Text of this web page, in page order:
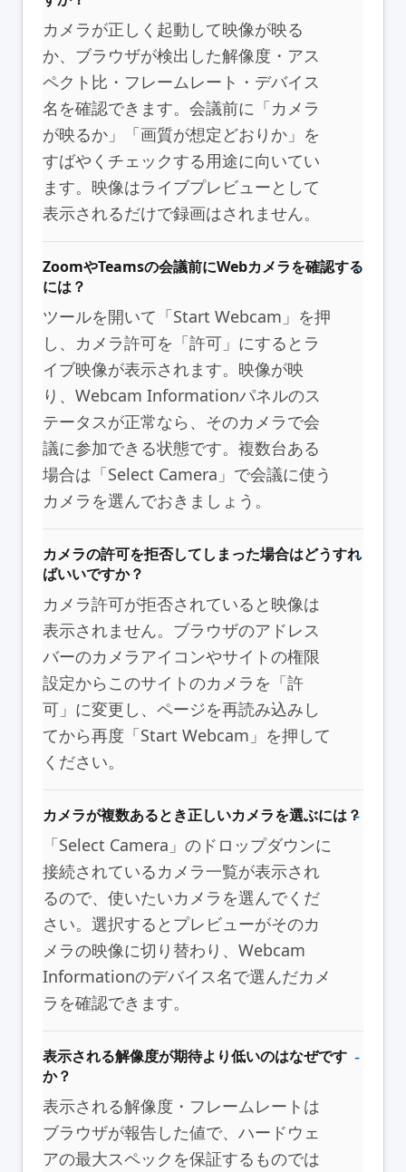
カメラが正しく起動して映像が映る
か、ブラウザが検出した解像度・アス
ペクト比・フレームレート・デバイス
名を確認できます。会議前に「カメラ
が映るか」「画質が想定どおりか」を
すばやくチェックする用途に向いてい
ます。映像はライブプレビューとして
表示されるだけで録画はされません。
ZoomやTeamsの会議前にWebカメラを確認する
には？
ツールを開いて「Start Webcam」を押
し、カメラ許可を「許可」にするとラ
イブ映像が表示されます。映像が映
り、Webcam Informationパネルのス
テータスが正常なら、そのカメラで会
議に参加できる状態です。複数台ある
場合は「Select Camera」で会議に使う
カメラを選んでおきましょう。
カメラの許可を拒否してしまった場合はどうすれ
ばいいですか？
カメラ許可が拒否されていると映像は
表示されません。ブラウザのアドレス
バーのカメラアイコンやサイトの権限
設定からこのサイトのカメラを「許
可」に変更し、ページを再読み込みし
てから再度「Start Webcam」を押して
ください。
カメラが複数あるとき正しいカメラを選ぶには？
「Select Camera」のドロップダウンに
接続されているカメラ一覧が表示され
るので、使いたいカメラを選んでくだ
さい。選択するとプレビューがそのカ
メラの映像に切り替わり、Webcam
Informationのデバイス名で選んだカメ
ラを確認できます。
表示される解像度が期待より低いのはなぜです
か？
表示される解像度・フレームレートは
ブラウザが報告した値で、ハードウェ
アの最大スペックを保証するものでは